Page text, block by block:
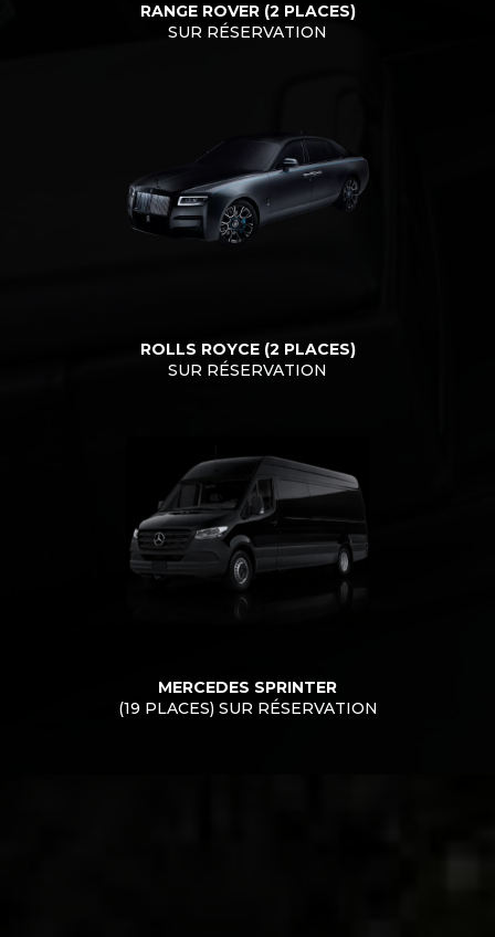
RANGE ROVER (2 PLACES)
SUR RÉSERVATION
ROLLS ROYCE (2 PLACES)
SUR RÉSERVATION
MERCEDES SPRINTER
(19 PLACES) SUR RÉSERVATION